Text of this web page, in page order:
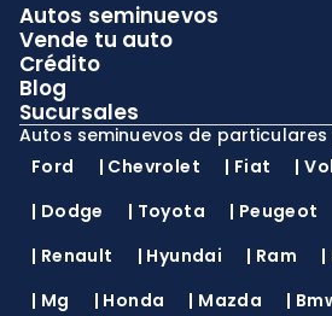
Autos seminuevos
Vende tu auto
Crédito
Blog
Sucursales
Autos seminuevos de particulares
Ford
| Chevrolet | Fiat |
| Dodge | Toyota | Peugeot
| Renault | Hyundai | Ram |
| Mg | Honda | Mazda |